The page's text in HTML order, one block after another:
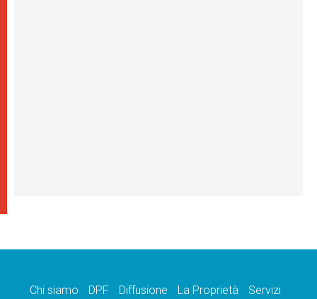
Chi siamo DPF Diffusione La Proprietà Servizi